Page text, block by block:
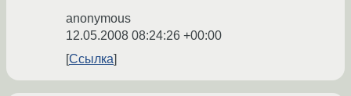
anonymous
12.05.2008 08:24:26 +00:00
Ссылка